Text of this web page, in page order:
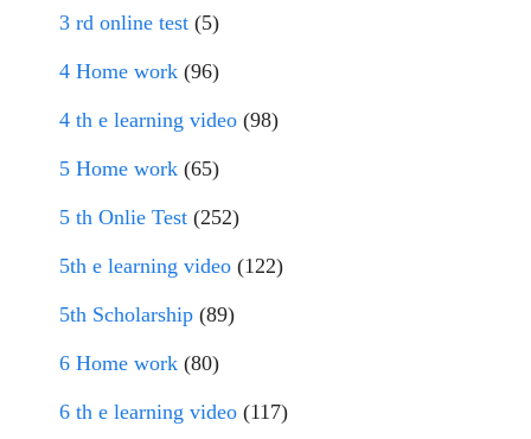
3 rd online test (5)
4 Home work (96)
4 th e learning video (98)
5 Home work (65)
5 th Onlie Test (252)
5th e learning video (122)
5th Scholarship (89)
6 Home work (80)
6 th e learning video (117)